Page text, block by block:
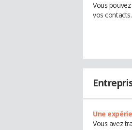
Vous
vos contacts.
Une
Vous avez